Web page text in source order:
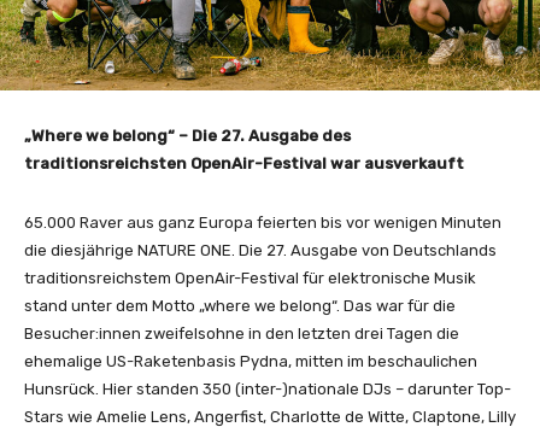
„Where we belong“ – Die 27. Ausgabe des
traditionsreichsten OpenAir-Festival war ausverkauft
65.000 Raver aus ganz Europa feierten bis vor wenigen Minuten
die diesjährige NATURE ONE. Die 27. Ausgabe von Deutschlands
traditionsreichstem OpenAir-Festival für elektronische Musik
stand unter dem Motto „where we belong“. Das war für die
Besucher:innen zweifelsohne in den letzten drei Tagen die
ehemalige US-Raketenbasis Pydna, mitten im beschaulichen
Hunsrück. Hier standen 350 (inter-)nationale DJs – darunter Top-
Stars wie Amelie Lens, Angerfist, Charlotte de Witte, Claptone, Lilly